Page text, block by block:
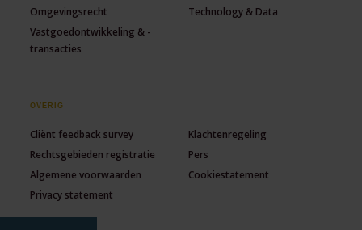
Omgevingsrecht
Technology & Data
Vastgoedontwikkeling & -
transacties
OVERIG
Cliënt feedback survey
Klachtenregeling
Rechtsgebieden registratie
Pers
Algemene voorwaarden
Cookiestatement
Privacy statement